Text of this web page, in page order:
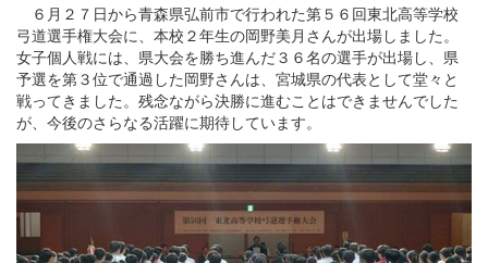
６月２７日から青森県弘前市で行われた第５６回東北高等学校
弓道選手権大会に、本校２年生の岡野美月さんが出場しました。
女子個人戦には、県大会を勝ち進んだ３６名の選手が出場し、県
予選を第３位で通過した岡野さんは、宮城県の代表として堂々と
戦ってきました。残念ながら決勝に進むことはできませんでした
が、今後のさらなる活躍に期待しています。